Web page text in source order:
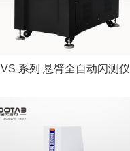
IVS 系列 悬臂全自动闪测仪